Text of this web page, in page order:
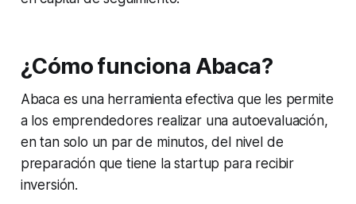
¿Cómo funciona Abaca?
Abaca es una herramienta efectiva que les permite
a los emprendedores realizar una autoevaluación,
en tan solo un par de minutos, del nivel de
preparación que tiene la startup para recibir
inversión.